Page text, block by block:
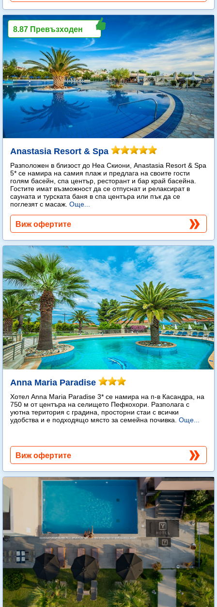
Anastasia Resort & Spa
Разположен в близост до Неа Скиони, Anastasia Resort & Spa
5* се намира на самия плаж и предлага на своите гости
голям басейн, спа център, ресторант и бар край басейна.
Гостите имат възможност да се отпуснат и релаксират в
сауната и турската баня в спа центъра или пък да се
поглезят с масаж. Още...
8.87 Превъзходен
Виж офертите
Anna Maria Paradise
Хотел Anna Maria Paradise 3* се намира на п-в Касандра, на
750 м от центъра на селището Пефкохори. Разполага с
уютна територия с градина, просторни стаи с всички
удобства и е подходящо място за семейна почивка. Още...
Виж офертите